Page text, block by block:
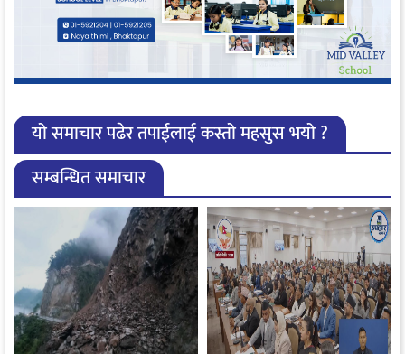
यो समाचार पढेर तपाईलाई कस्तो महसुस भयो ?
सम्बन्धित समाचार